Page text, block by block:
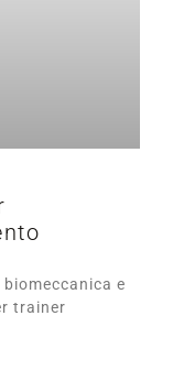
biomeccanica e
trainer